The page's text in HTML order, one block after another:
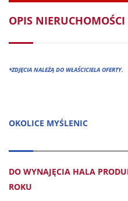
OPIS NIERUCHOMOŚCI
*ZDJĘCIA NALEŻĄ DO WŁAŚCICIELA OFERTY.
OKOLICE MYŚLENIC
DO WYNAJĘCIA HALA
ROKU